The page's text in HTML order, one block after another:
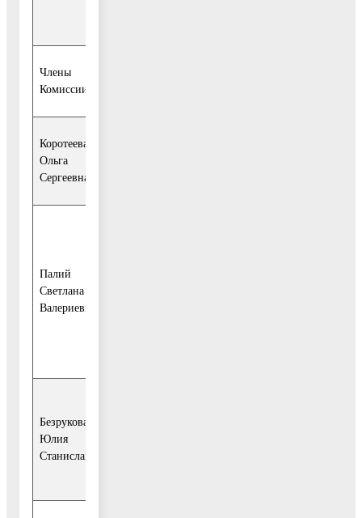
Члены
Комиссии:
Коротеева
Ольга
Сергеевна
Палий
Светлана
Валериевна
Безрукова
Юлия
Станиславовна